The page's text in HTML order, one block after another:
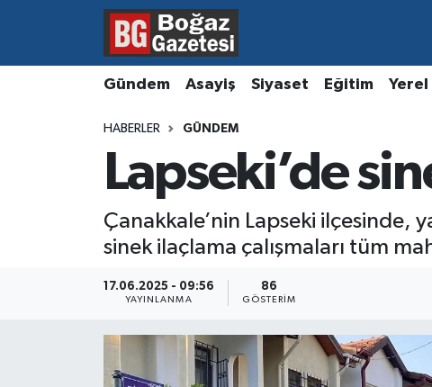
Gündem Asayiş Siyaset Eğitim Yerel
HABERLER GÜNDEM
Lapseki’de
Çanakkale’nin Lapseki ilçesinde,
sinek ilaçlama çalışmaları tüm
17.06.2025 - 09:56
YAYINLANMA
86
GÖSTERIM
Asayiş
Kültür ve Sanat
Resmi İlanlar
Hava Durumu
Süper Lig Puan Durumu ve Fikstür
Son Dakika Haberleri
Haber Arşivi